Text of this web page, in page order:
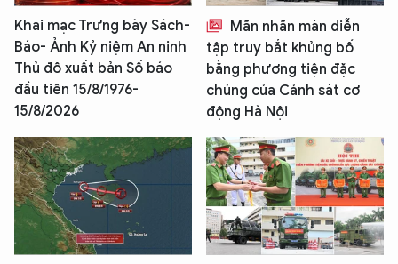
Khai mạc Trưng bày Sách-
Báo- Ảnh Kỷ niệm An ninh
Thủ đô xuất bản Số báo
đầu tiên 15/8/1976-
15/8/2026
Mãn nhãn màn diễn
tập truy bắt khủng bố
bằng phương tiện đặc
chủng của Cảnh sát cơ
động Hà Nội